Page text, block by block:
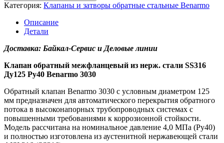
Категория: Клапаны и затворы обратные стальные Benarmo
Описание
Детали
Доставка: Байкал-Сервис и Деловые линии
Клапан обратный межфланцевый из нерж. стали SS316
Ду125 Ру40 Benarmo 3030
Обратный клапан Benarmo 3030 с условным диаметром 125
мм предназначен для автоматического перекрытия обратного
потока в высоконапорных трубопроводных системах с
повышенными требованиями к коррозионной стойкости.
Модель рассчитана на номинальное давление 4,0 МПа (Ру40)
и полностью изготовлена из аустенитной нержавеющей стали